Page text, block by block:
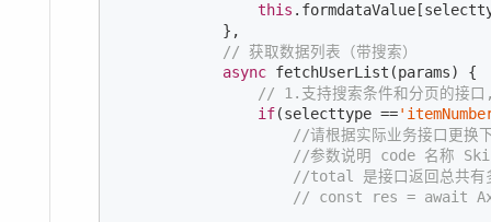
this
            },
// 获取数据列表（带搜索）
async fetchUserList(params) {
// 1.支持搜索条件和分页的接口
if(selecttype ==
//请根据实际业务接口更换
//参数说明 code 名称
//total 是接口返回总共有
// const res = await